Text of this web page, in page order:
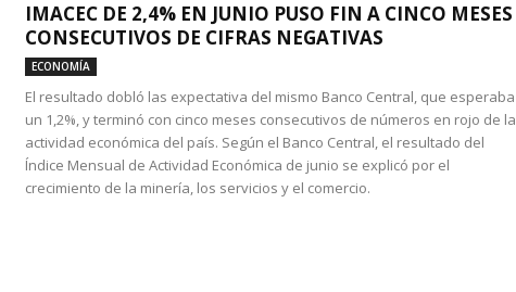
IMACEC DE 2,4% EN JUNIO PUSO FIN A CINCO MESES
CONSECUTIVOS DE CIFRAS NEGATIVAS
ECONOMÍA
El resultado dobló las expectativa del mismo Banco Central, que esperaba
un 1,2%, y terminó con cinco meses consecutivos de números en rojo de la
actividad económica del país. Según el Banco Central, el resultado del
Índice Mensual de Actividad Económica de junio se explicó por el
crecimiento de la minería, los servicios y el comercio.